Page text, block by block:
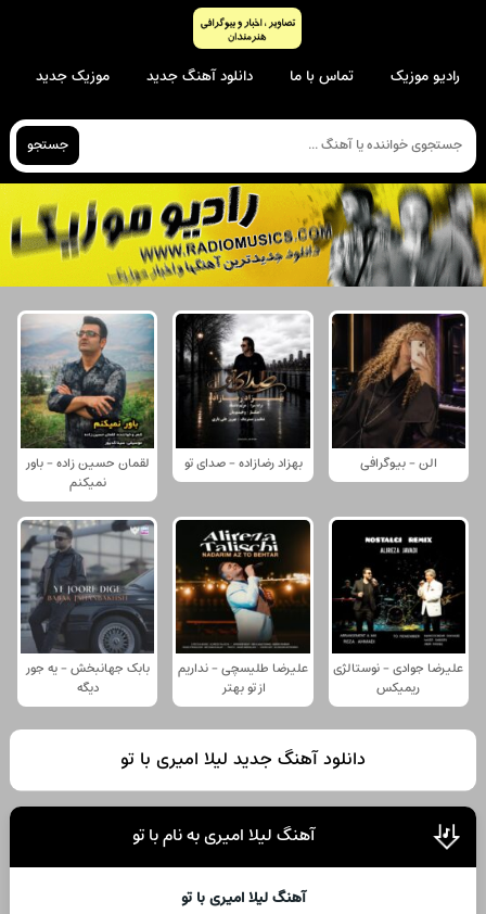
رادیو موزیک تماس با ما دانلود آهنگ جدید موزیک جدید
جستجو
الن - بیوگرافی بهزاد رضازاده - صدای تو
لقمان حسین زاده - باور
نمیکنم
علیرضا جوادی - نوستالژی
ریمیکس
علیرضا طلیسچی - نداریم
از تو بهتر
بابک جهانبخش - یه جور
دیگه
دانلود آهنگ جدید لیلا امیری با تو
آهنگ لیلا امیری به نام با تو
آهنگ لیلا امیری با تو